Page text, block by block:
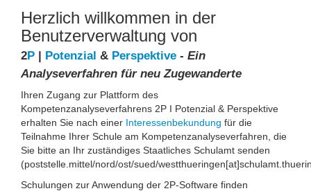
Herzlich willkommen in der
Benutzerverwaltung von
2P | Potenzial & Perspektive - Ein
Analyseverfahren für neu Zugewanderte
Ihren Zugang zur Plattform des
Kompetenzanalyseverfahrens 2P I Potenzial & Perspektive
erhalten Sie nach einer Interessenbekundung für die
Teilnahme Ihrer Schule am Kompetenzanalyseverfahren, die
Sie bitte an Ihr zuständiges Staatliches Schulamt senden
(poststelle.mittel/nord/ost/sued/
Schulungen zur Anwendung der 2P-Software finden